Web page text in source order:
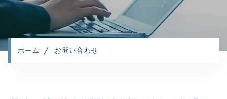
ご相談内容
お客様の声
ご利用の流れ
よくあるご質問
ホーム お問い合わせ